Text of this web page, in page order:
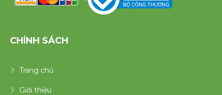
CHÍNH SÁCH
Trang chủ
Giới thiệu